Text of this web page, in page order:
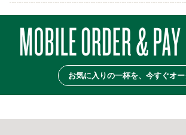
お気に入りの一杯を、今すぐオ